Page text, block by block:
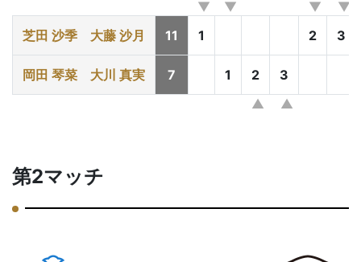
芝田 沙季 大藤 沙月 11 1 2 3
岡田 琴菜 大川 真実 7 1 2 3
第2マッチ